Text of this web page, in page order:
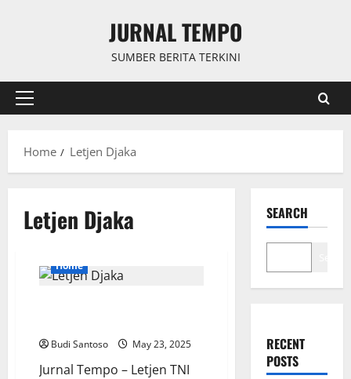
JURNAL TEMPO
SUMBER BERITA TERKINI
Primary
Home
Letjen Djaka
Letjen Djaka
Home
Budi Santoso May 23, 2025
Jurnal Tempo – Letjen TNI
SEARCH
RECENT
POSTS